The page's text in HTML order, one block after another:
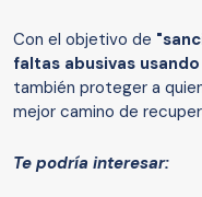
Con el objetivo de
faltas abusivas
también proteger a
mejor camino de
Te podría interesar: